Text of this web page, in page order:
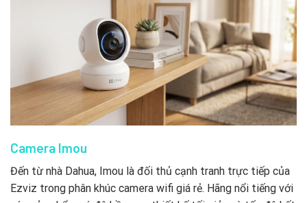
Camera Imou
Đến từ nhà Dahua, Imou là đối thủ cạnh tranh trực tiếp của
Ezviz trong phân khúc camera wifi giá rẻ. Hãng nổi tiếng với